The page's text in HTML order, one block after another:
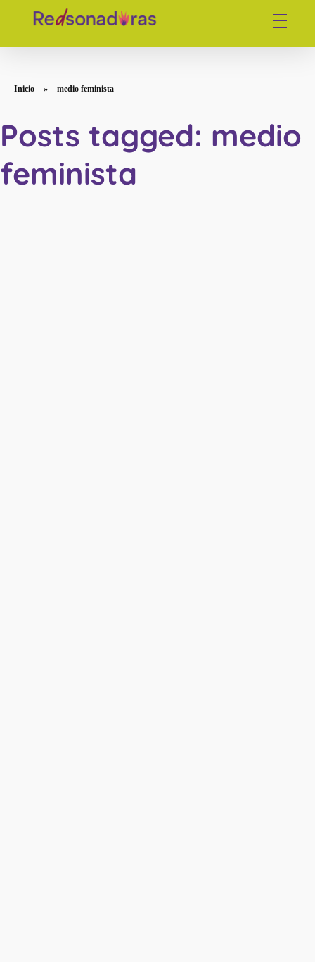
Inicio » medio feminista
Posts tagged: medio
feminista